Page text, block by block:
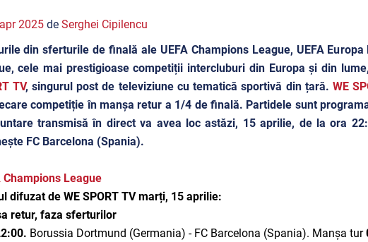
2025de Serghei Cipilencu
din sferturile de finală ale UEFA Champions League, UEFA
cele mai prestigioase competiții intercluburi din Europa și din
TV, singurul post de televiziune cu tematică sportivă din țară.WE
competiție în manșa retur a 1/4 de finală. Partidele sunt
transmisă în direct va avea loc astăzi, 15 aprilie, de la ora
FC Barcelona (Spania).
Champions League
difuzat de WE SPORT TV marți, 15 aprilie:
retur, faza sferturilor
Borussia Dortmund (Germania) - FC Barcelona (Spania). Manșa tur